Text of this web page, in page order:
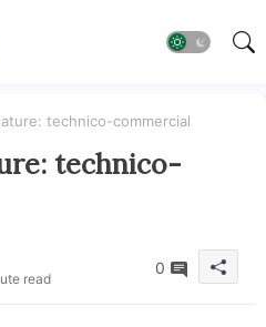
technico-commercial
technico-
read
0